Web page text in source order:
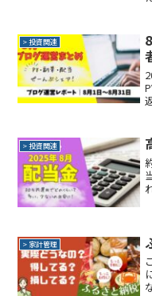
> 投資関連
> 投資関連
> 家計管理